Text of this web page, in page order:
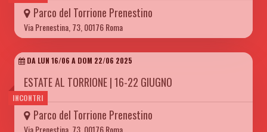
Parco del Torrione Prenestino
Via Prenestina, 73, 00176 Roma
INCONTRI
DA LUN 16/06 A DOM 22/06 2025
ESTATE AL TORRIONE | 16-22 GIUGNO
Parco del Torrione Prenestino
Via Prenestina, 73, 00176 Roma